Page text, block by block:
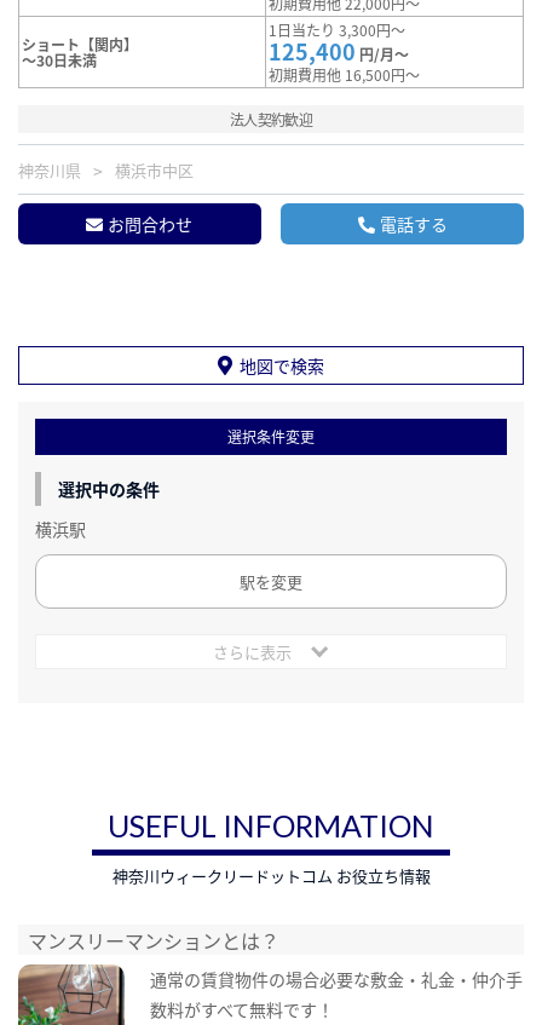
ショート【関内】
～30日未満
1日当たり 3,300円～
125,400 円/月～
初期費用他 16,500円～
法人契約歓迎
神奈川県 横浜市中区
お問合わせ 電話する
地図で検索
選択条件変更
選択中の条件
横浜駅
駅を変更
さらに表示
USEFUL INFORMATION
神奈川ウィークリードットコム お役立ち情報
マンスリーマンションとは？
通常の賃貸物件の場合必要な敷金・礼金・仲介手
数料がすべて無料です！